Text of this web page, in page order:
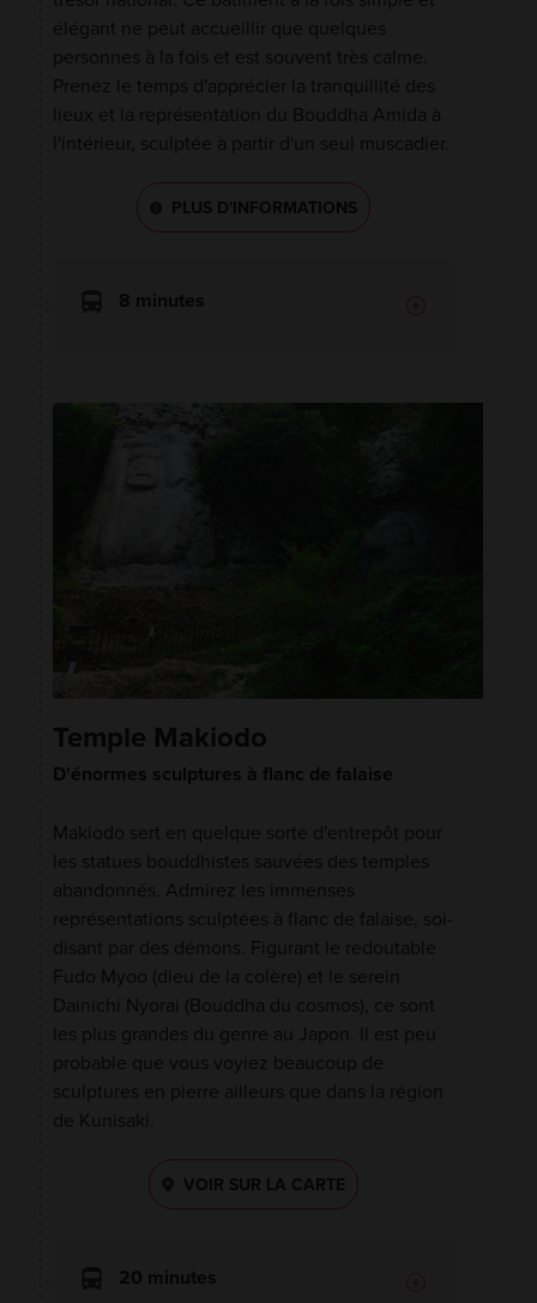
élégant ne peut accueillir que quelques
personnes à la fois et est souvent très calme.
Prenez le temps d'apprécier la tranquillité des
lieux et la représentation du Bouddha Amida à
l'intérieur, sculptée à partir d'un seul muscadier.
PLUS D'INFORMATIONS
8 minutes
Temple Makiodo
D'énormes sculptures à flanc de falaise
Makiodo sert en quelque sorte d'entrepôt pour
les statues bouddhistes sauvées des temples
abandonnés. Admirez les immenses
représentations sculptées à flanc de falaise, soi-
disant par des démons. Figurant le redoutable
Fudo Myoo (dieu de la colère) et le serein
Dainichi Nyorai (Bouddha du cosmos), ce sont
les plus grandes du genre au Japon. Il est peu
probable que vous voyiez beaucoup de
sculptures en pierre ailleurs que dans la région
de Kunisaki.
VOIR SUR LA CARTE
20 minutes